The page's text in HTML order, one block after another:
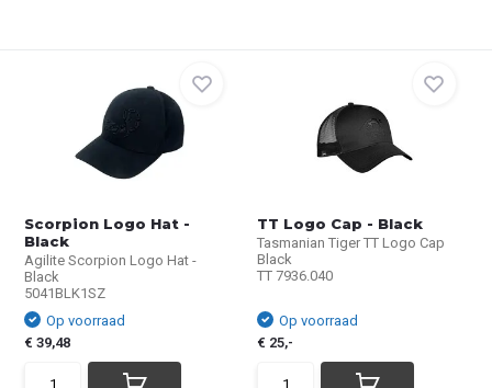
Scorpion Logo Hat -
Black
Agilite Scorpion Logo Hat -
Black
5041BLK1SZ
Op voorraad
€ 39,48
TT Logo Cap - Black
Tasmanian Tiger TT Logo Cap
Black
TT 7936.040
Op voorraad
€ 25,-